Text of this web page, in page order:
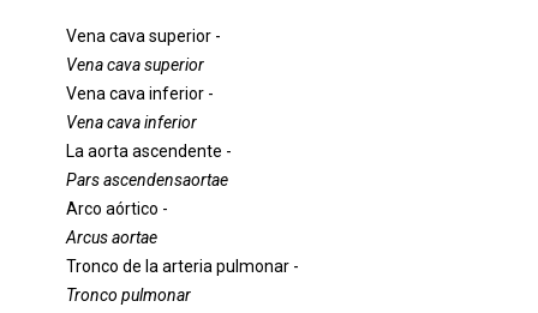
Vena cava superior -
Vena cava superior
Vena cava inferior -
Vena cava inferior
La aorta ascendente -
Pars ascendensaortae
Arco aórtico -
Arcus aortae
Tronco de la arteria pulmonar -
Tronco pulmonar